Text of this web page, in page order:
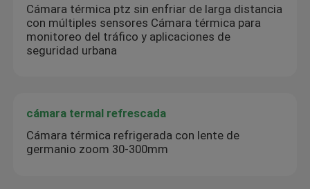
Cámara térmica ptz sin enfriar de larga distancia
con múltiples sensores Cámara térmica para
monitoreo del tráfico y aplicaciones de
seguridad urbana
cámara termal refrescada
Cámara térmica refrigerada con lente de
germanio zoom 30-300mm